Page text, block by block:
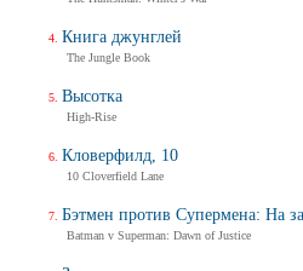
Книга джунглей
The Jungle Book
Высотка
High-Rise
Кловерфилд, 10
10 Cloverfield Lane
Бэтмен против Супермена: На
Batman v Superman: Dawn of Justice